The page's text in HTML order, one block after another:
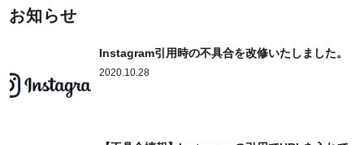
お知らせ
Instagram引用時の不具合を改修いたしました。
2020.10.28